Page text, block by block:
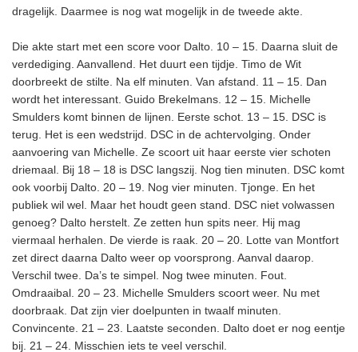
dragelijk. Daarmee is nog wat mogelijk in de tweede akte.
Die akte start met een score voor Dalto. 10 – 15. Daarna sluit de
verdediging. Aanvallend. Het duurt een tijdje. Timo de Wit
doorbreekt de stilte. Na elf minuten. Van afstand. 11 – 15. Dan
wordt het interessant. Guido Brekelmans. 12 – 15. Michelle
Smulders komt binnen de lijnen. Eerste schot. 13 – 15. DSC is
terug. Het is een wedstrijd. DSC in de achtervolging. Onder
aanvoering van Michelle. Ze scoort uit haar eerste vier schoten
driemaal. Bij 18 – 18 is DSC langszij. Nog tien minuten. DSC komt
ook voorbij Dalto. 20 – 19. Nog vier minuten. Tjonge. En het
publiek wil wel. Maar het houdt geen stand. DSC niet volwassen
genoeg? Dalto herstelt. Ze zetten hun spits neer. Hij mag
viermaal herhalen. De vierde is raak. 20 – 20. Lotte van Montfort
zet direct daarna Dalto weer op voorsprong. Aanval daarop.
Verschil twee. Da’s te simpel. Nog twee minuten. Fout.
Omdraaibal. 20 – 23. Michelle Smulders scoort weer. Nu met
doorbraak. Dat zijn vier doelpunten in twaalf minuten.
Convincente. 21 – 23. Laatste seconden. Dalto doet er nog eentje
bij. 21 – 24. Misschien iets te veel verschil.